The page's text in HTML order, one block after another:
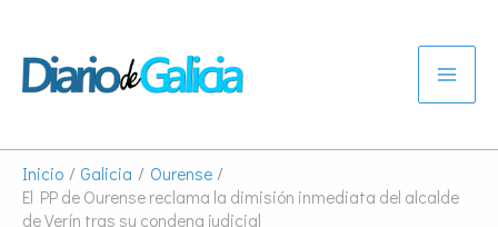
contenido
Inicio Galicia
Ourense
El PP de Ourense reclama la dimisión inmediata del alcalde
de Verín tras su condena judicial